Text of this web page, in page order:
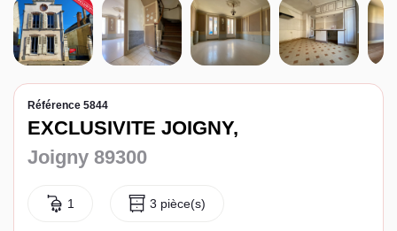
Espace client
Référence 5844
EXCLUSIVITE JOIGNY,
Joigny 89300
1 3 pièce(s)